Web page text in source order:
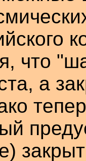
что "
а